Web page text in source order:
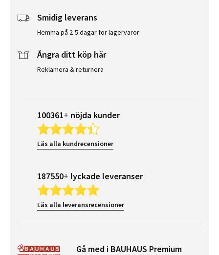
Smidig leverans
Hemma på 2-5 dagar för lagervaror
Ångra ditt köp här
Reklamera & returnera
100361+ nöjda kunder
Läs alla kundrecensioner
187550+ lyckade leveranser
Läs alla leveransrecensioner
Gå med i BAUHAUS Premium